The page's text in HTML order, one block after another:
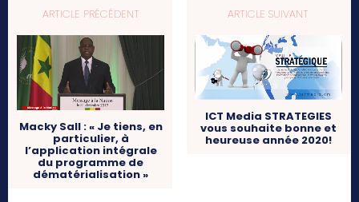
ARTICLE PRÉCÉDENT
Macky Sall : « Je tiens, en
particulier, à
l’application intégrale
du programme de
dématérialisation »
ARTICLE SUIVANT
ICT Media STRATEGIES
vous souhaite bonne et
heureuse année 2020!